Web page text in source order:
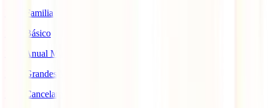
IATI Familia
IATI Básico
IATI Anual Multiviagem
IATI Grandes Viajantes
IATI Cancelamento Premium